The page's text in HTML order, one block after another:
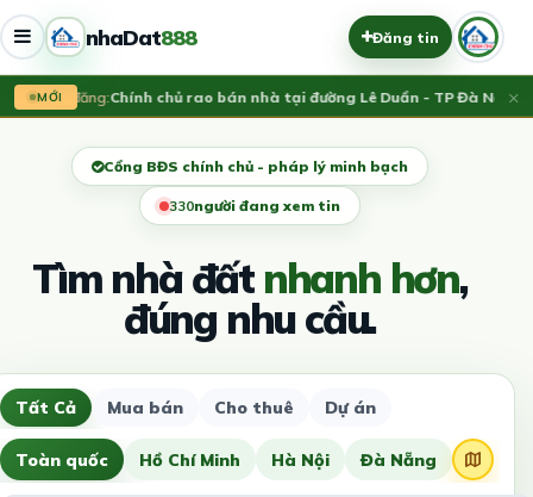
nhaDat888 Đăng tin
MỚI
Vừa đăng:Chính chủ rao bán nhà tại đường Lê Duẩn - TP Đà Nẵng;×
Cổng BĐS chính chủ - pháp lý minh bạch
331người đang xem tin
Tìm nhà đấtnhanh hơn,
đúng nhu cầu.
Tất Cả Mua bán Cho thuê Dự án
Toàn quốc Hồ Chí Minh Hà Nội Đà Nẵng